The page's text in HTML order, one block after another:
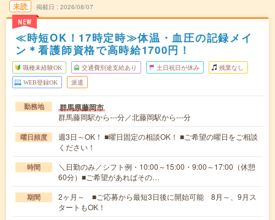
未読
NEW
掲載日 2026/08/07
≪時短OK！17時定時≫体温・血圧の記録メイ
ン＊看護師資格で高時給1700円！
職種未経験OK 交通費別途支給あり 土日祝日が休み 残業なし
WEB登録OK 派遣
勤務地 群馬県藤岡市
群馬藤岡駅から---分／北藤岡駅から---分
曜日頻度
週3日～OK！ ■曜日固定の相談OK！ ■ご希望の曜日をご相談
ください！
時間
＼日勤のみ／シフト例・10:00～15:00・9:00～17:00（休憩
60分）■ご希望があればその…
期間
2ヶ月～ ■ご応募から最短3日後に開始可能 8月～、9月ス
タートもOK！